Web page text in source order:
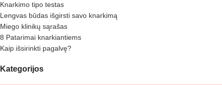
Knarkimo tipo testas
Lengvas būdas išgirsti savo knarkimą
Miego klinikų sąrašas
8 Patarimai knarkiantiems
Kaip išsirinkti pagalvę?
Kategorijos